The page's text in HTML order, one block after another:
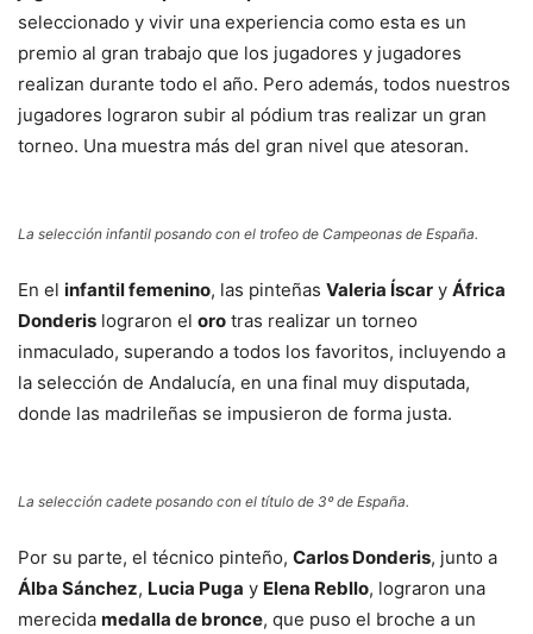
seleccionado y vivir una experiencia como esta es un
premio al gran trabajo que los jugadores y jugadores
realizan durante todo el año. Pero además, todos nuestros
jugadores lograron subir al pódium tras realizar un gran
torneo. Una muestra más del gran nivel que atesoran.
La selección infantil posando con el trofeo de Campeonas de España.
En el infantil femenino, las pinteñas Valeria Íscar y África
Donderis lograron el oro tras realizar un torneo
inmaculado, superando a todos los favoritos, incluyendo a
la selección de Andalucía, en una final muy disputada,
donde las madrileñas se impusieron de forma justa.
La selección cadete posando con el título de 3º de España.
Por su parte, el técnico pinteño, Carlos Donderis, junto a
Álba Sánchez, Lucia Puga y Elena Rebllo, lograron una
merecida medalla de bronce, que puso el broche a un